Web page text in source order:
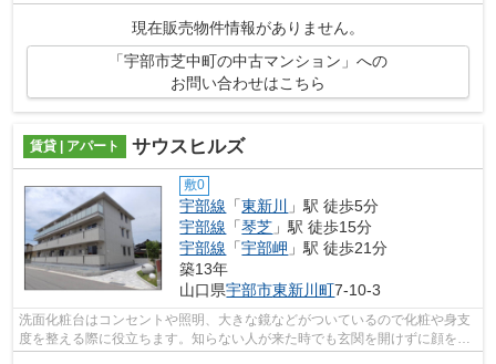
現在販売物件情報がありません。
「宇部市芝中町の中古マンション」への
お問い合わせはこちら
賃貸 | アパート サウスヒルズ
敷0
宇部線 「東新川
」駅 徒歩5分
宇部線 「琴芝 」駅 徒歩15分
宇部線 「宇部岬 」駅 徒歩21分
築13年
山口県宇部市東新川町7-10-3
洗面化粧台はコンセントや照明、大きな鏡などがついているので化粧や身支
度を整える際に役立ちます。知らない人が来た時でも玄関を開けずに顔を確